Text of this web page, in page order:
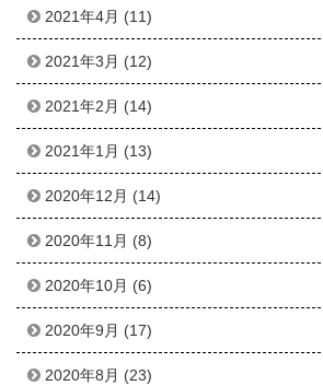
2021年4月 (11)
2021年3月 (12)
2021年2月 (14)
2021年1月 (13)
2020年12月 (14)
2020年11月 (8)
2020年10月 (6)
2020年9月 (17)
2020年8月 (23)